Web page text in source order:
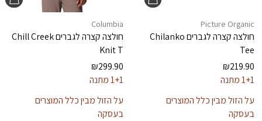
Picture Organic
חולצה קצרה לגבריםChilanko
Tee
₪219.90
1+1 מתנה
על הזול מבין כלל המוצרים
בעסקה
Columbia
חולצה קצרה לגבריםChill Creek
Knit T
₪299.90
1+1 מתנה
על הזול מבין כלל המוצרים
בעסקה